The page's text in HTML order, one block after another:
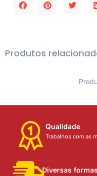
Produtos
Qualidade
Trabalhos com as
Diversas